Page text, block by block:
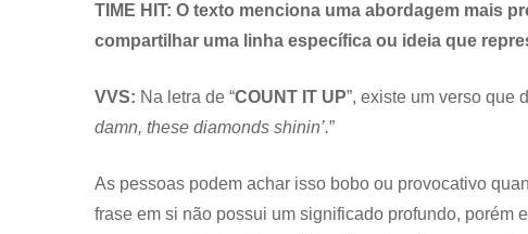
TIME HIT: O texto menciona uma abordagem mais
compartilhar uma linha específica ou ideia que
VVS: Na letra de “COUNT IT UP”, existe um verso que
damn, these diamonds shinin’.”
As pessoas podem achar isso bobo ou provocativo
frase em si não possui um significado profundo, porém